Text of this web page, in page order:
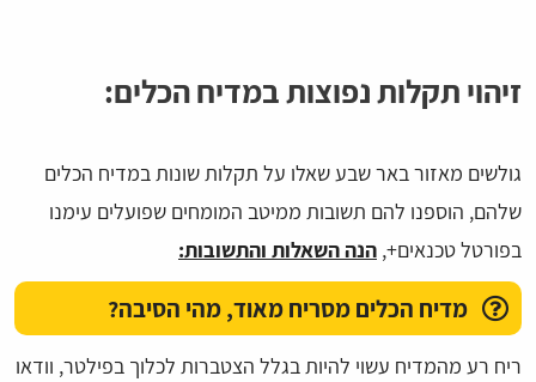
זיהוי תקלות נפוצות במדיח הכלים:
גולשים מאזור באר שבע שאלו על תקלות שונות במדיח הכלים
שלהם, הוספנו להם תשובות ממיטב המומחים שפועלים עימנו
בפורטל טכנאים+, הנה השאלות והתשובות:
מדיח הכלים מסריח מאוד, מהי הסיבה?
ריח רע מהמדיח עשוי להיות בגלל הצטברות לכלוך בפילטר, וודאו